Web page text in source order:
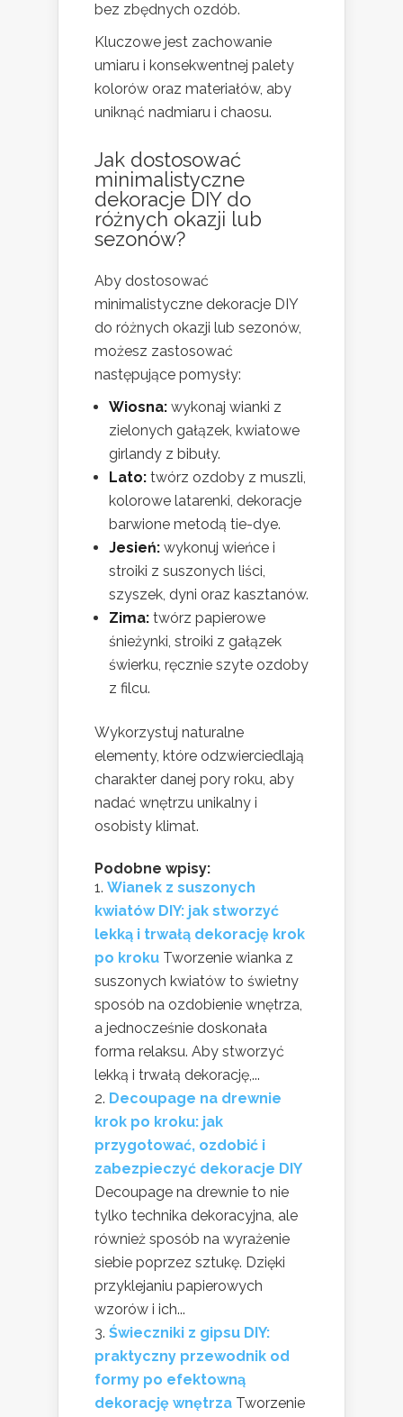
bez zbędnych ozdób.
Kluczowe jest zachowanie
umiaru i konsekwentnej palety
kolorów oraz materiałów, aby
uniknąć nadmiaru i chaosu.
Jak dostosować
minimalistyczne
dekoracje DIY do
różnych okazji lub
sezonów?
Aby dostosować
minimalistyczne dekoracje DIY
do różnych okazji lub sezonów,
możesz zastosować
następujące pomysły:
Wiosna: wykonaj wianki z
zielonych gałązek, kwiatowe
girlandy z bibuły.
Lato: twórz ozdoby z muszli,
kolorowe latarenki, dekoracje
barwione metodą tie-dye.
Jesień: wykonuj wieńce i
stroiki z suszonych liści,
szyszek, dyni oraz kasztanów.
Zima: twórz papierowe
śnieżynki, stroiki z gałązek
świerku, ręcznie szyte ozdoby
z filcu.
Wykorzystuj naturalne
elementy, które odzwierciedlają
charakter danej pory roku, aby
nadać wnętrzu unikalny i
osobisty klimat.
Podobne wpisy:
Wianek z suszonych
kwiatów DIY: jak stworzyć
lekką i trwałą dekorację krok
po kroku Tworzenie wianka z
suszonych kwiatów to świetny
sposób na ozdobienie wnętrza,
a jednocześnie doskonała
forma relaksu. Aby stworzyć
lekką i trwałą dekorację,...
Decoupage na drewnie
krok po kroku: jak
przygotować, ozdobić i
zabezpieczyć dekoracje DIY
Decoupage na drewnie to nie
tylko technika dekoracyjna, ale
również sposób na wyrażenie
siebie poprzez sztukę. Dzięki
przyklejaniu papierowych
wzorów i ich...
Świeczniki z gipsu DIY:
praktyczny przewodnik od
formy po efektowną
dekorację wnętrza Tworzenie